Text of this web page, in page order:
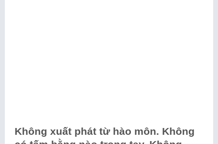
Không xuất phát từ hào môn. Không